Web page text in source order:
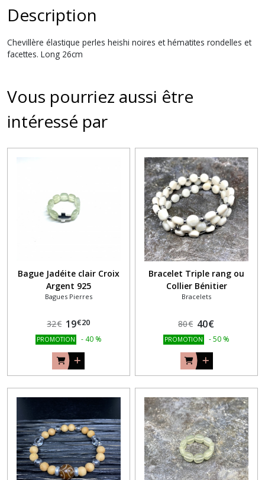
Description
Chevillère élastique perles heishi noires et hématites rondelles et
facettes. Long 26cm
Vous pourriez aussi être
intéressé par
Bague Jadéite clair Croix
Argent 925
Bagues Pierres
32€ 19€20
PROMOTION - 40 %
Bracelet Triple rang ou
Collier Bénitier
Bracelets
80€ 40€
PROMOTION -50 %